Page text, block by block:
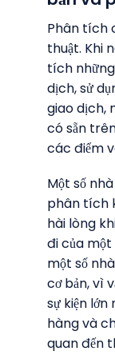
Phân tích
thuật. Khi
tích
dịch, sử
giao dịch,
có sẵn
các điểm
Một số
phân tích
hài lòng
đi của
một số
cơ bản, vì
sự kiện
hàng và
quan đến